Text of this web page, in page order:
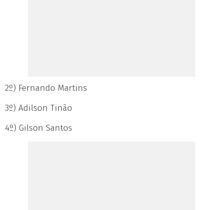
2º) Fernando Martins
3º) Adilson Tinão
4º) Gilson Santos